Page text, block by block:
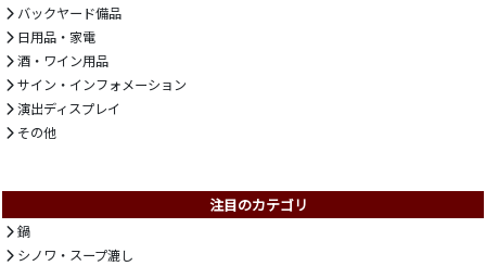
バックヤード備品
日用品・家電
酒・ワイン用品
サイン・インフォメーション
演出ディスプレイ
その他
注目のカテゴリ
鍋
シノワ・スープ漉し